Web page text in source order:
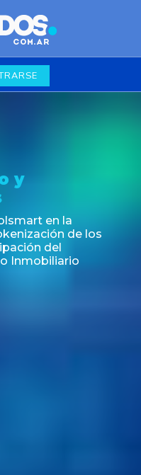
y
en la
de los
del
Inmobiliario